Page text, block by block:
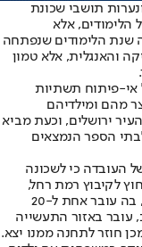
תושבי שכונת
הלימודים, אלא
שנת הלימודים שנפתחה
והאנגלית, אלא טמון
אי-פיתוח תשתיות
מהם ומילדיהם
ירושלים, וכעת מביא
הספר הנמצאים
העובדה כי לשכונה
לקיבוץ רמת רחל,
כאשר בסמוך לשם ניצבת תחנת אוטובוס בודדת, בה עובר אחת ל-20
עובר באזור התעשייה
חוזר לתחנה ממנו יצא.